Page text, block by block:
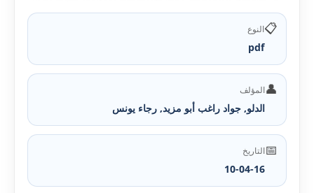
📋النوع
pdf
👤المؤلف
الدلو, جواد راغب أبو مزيد, رجاء يونس
📅التاريخ
10-04-16